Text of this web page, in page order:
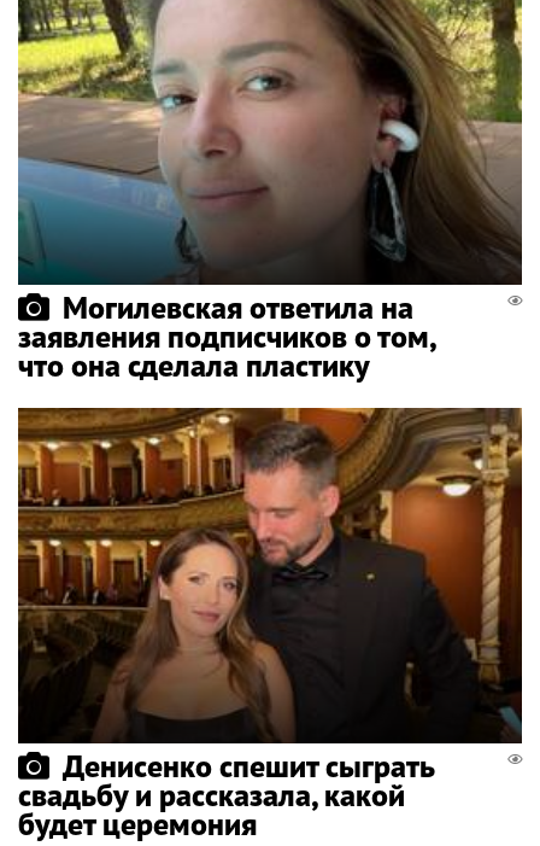
Могилевская ответила на
заявления подписчиков о том,
что она сделала пластику
Денисенко спешит сыграть
свадьбу и рассказала, какой
будет церемония